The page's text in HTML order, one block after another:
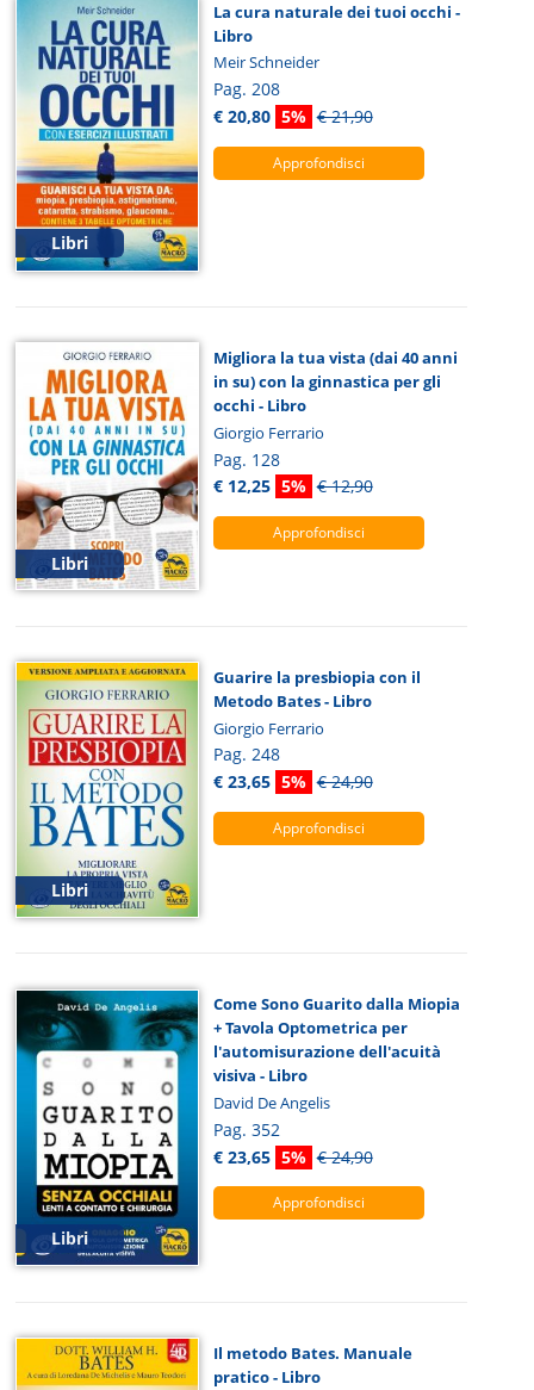
Libri
La cura naturale dei tuoi occhi -
Libro
Meir Schneider
Pag. 208
€ 20,80 5% € 21,90
Approfondisci
Libri
Migliora la tua vista (dai 40 anni
in su) con la ginnastica per gli
occhi - Libro
Giorgio Ferrario
Pag. 128
€ 12,25 5% € 12,90
Approfondisci
Libri
Guarire la presbiopia con il
Metodo Bates - Libro
Giorgio Ferrario
Pag. 248
€ 23,65 5% € 24,90
Approfondisci
Libri
Come Sono Guarito dalla Miopia
+ Tavola Optometrica per
l'automisurazione dell'acuità
visiva - Libro
David De Angelis
Pag. 352
€ 23,65 5% € 24,90
Approfondisci
Il metodo Bates. Manuale
pratico - Libro